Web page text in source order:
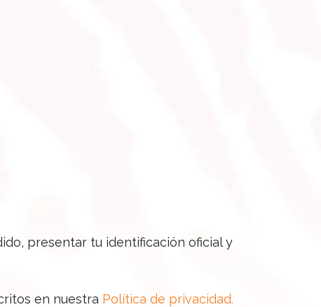
presentar tu identificación oficial y
en nuestra Política de privacidad.